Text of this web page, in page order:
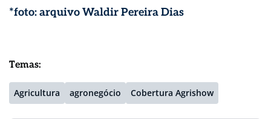
*foto: arquivo Waldir Pereira Dias
Temas:
Agricultura agronegócio Cobertura Agrishow